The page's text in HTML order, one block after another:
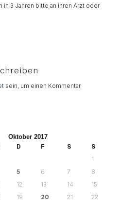
in 3 Jahren bitte an ihren Arzt oder
sein, um einen Kommentar
Oktober 2017
D F S
S
1
5 6 7
8
12 13 14
15
19 20 21
22